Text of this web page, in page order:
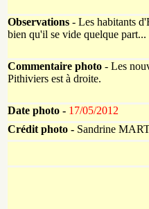
Observations - Les habitants
bien qu'il se vide quelque part...
Commentaire photo - Les
Pithiviers est à droite.
Date photo - 17/05/2012
Crédit photo - Sandrine